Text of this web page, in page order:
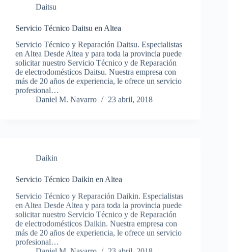
Daitsu
Servicio Técnico Daitsu en Altea
Servicio Técnico y Reparación Daitsu. Especialistas
en Altea Desde Altea y para toda la provincia puede
solicitar nuestro Servicio Técnico y de Reparación
de electrodomésticos Daitsu. Nuestra empresa con
más de 20 años de experiencia, le ofrece un servicio
profesional…
Daniel M. Navarro
23 abril, 2018
Daikin
Servicio Técnico Daikin en Altea
Servicio Técnico y Reparación Daikin. Especialistas
en Altea Desde Altea y para toda la provincia puede
solicitar nuestro Servicio Técnico y de Reparación
de electrodomésticos Daikin. Nuestra empresa con
más de 20 años de experiencia, le ofrece un servicio
profesional…
Daniel M. Navarro
23 abril, 2018